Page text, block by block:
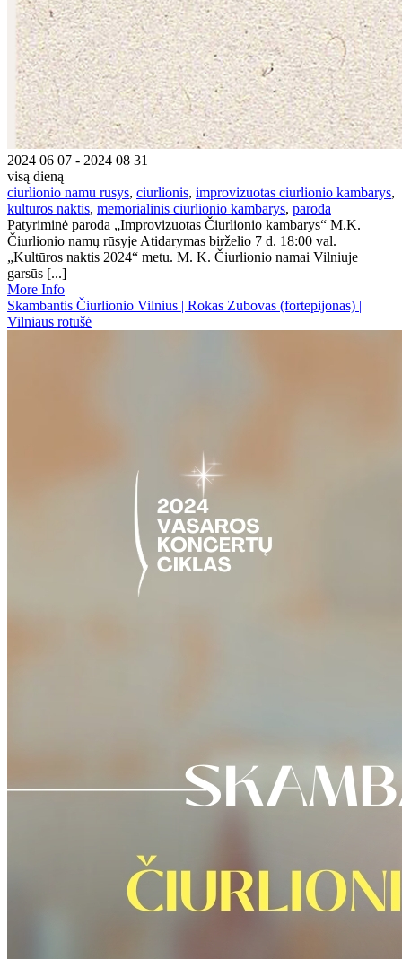
2024 06 07 - 2024 08 31
visą dieną
ciurlionio namu rusys, ciurlionis, improvizuotas ciurlionio kambarys,
kulturos naktis, memorialinis ciurlionio kambarys, paroda
Patyriminė paroda „Improvizuotas Čiurlionio kambarys“ M.K.
Čiurlionio namų rūsyje Atidarymas birželio 7 d. 18:00 val.
„Kultūros naktis 2024“ metu. M. K. Čiurlionio namai Vilniuje
garsūs [...]
More Info
Skambantis Čiurlionio Vilnius | Rokas Zubovas (fortepijonas) |
Vilniaus rotušė